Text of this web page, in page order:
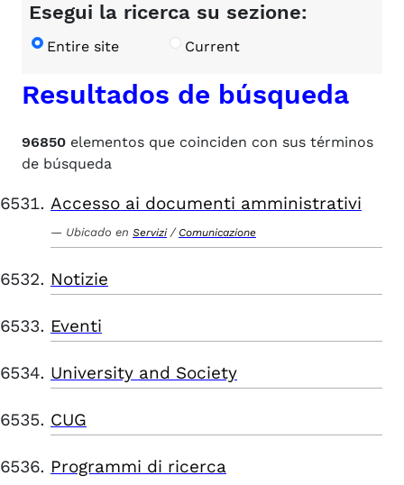
Esegui la ricerca su sezione:
Entire site Current
Resultados de búsqueda
96850 elementos que coinciden con sus términos
de búsqueda
Accesso ai documenti amministrativi
Ubicado en Servizi / Comunicazione
Notizie
Eventi
University and Society
CUG
Programmi di ricerca